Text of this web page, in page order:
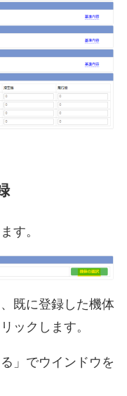
す。
既に登録した機体
ックします。
」でウインドウを